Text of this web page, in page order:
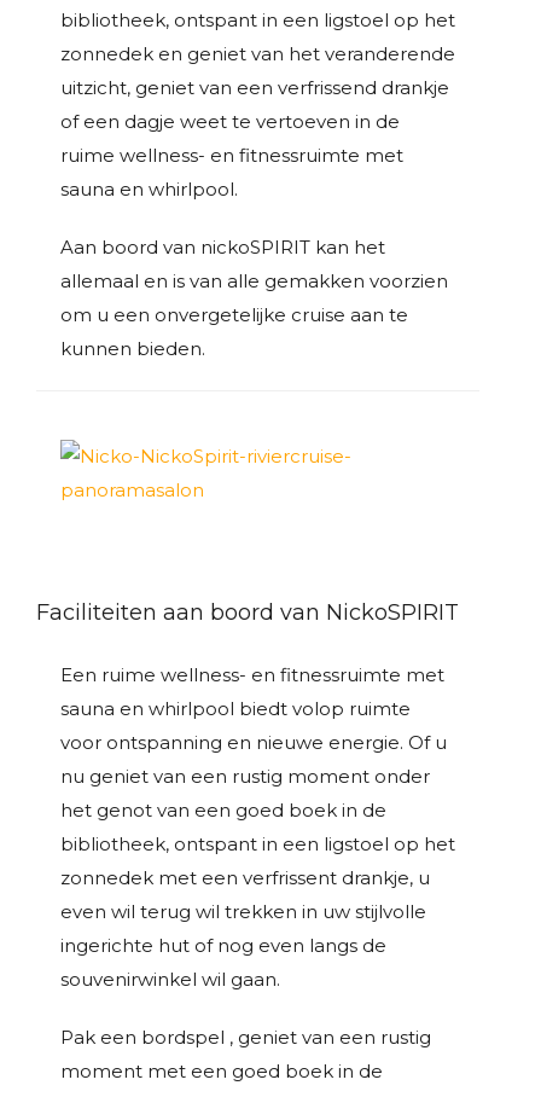
bibliotheek, ontspant in een ligstoel op het
zonnedek en geniet van het veranderende
uitzicht, geniet van een verfrissend drankje
of een dagje weet te vertoeven in de
ruime wellness- en fitnessruimte met
sauna en whirlpool.
Aan boord van nickoSPIRIT kan het
allemaal en is van alle gemakken voorzien
om u een onvergetelijke cruise aan te
kunnen bieden.
Faciliteiten aan boord van NickoSPIRIT
Een ruime wellness- en fitnessruimte met
sauna en whirlpool biedt volop ruimte
voor ontspanning en nieuwe energie. Of u
nu geniet van een rustig moment onder
het genot van een goed boek in de
bibliotheek, ontspant in een ligstoel op het
zonnedek met een verfrissent drankje, u
even wil terug wil trekken in uw stijlvolle
ingerichte hut of nog even langs de
souvenirwinkel wil gaan.
Pak een bordspel , geniet van een rustig
moment met een goed boek in de